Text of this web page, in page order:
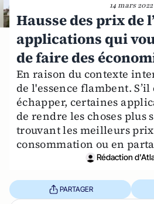
14 mars 2022
Hausse des prix de
applications qui
de faire des
En raison du contexte
de l'essence flambent.
échapper, certaines
de rendre les choses plus
trouvant les meilleurs
consommation ou en
Rédaction
PARTAGER